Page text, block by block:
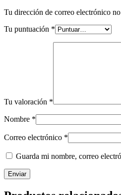
Tu dirección de correo electrónico
Tu puntuación *
Tu valoración *
Nombre *
Correo electrónico *
Guarda mi nombre, correo